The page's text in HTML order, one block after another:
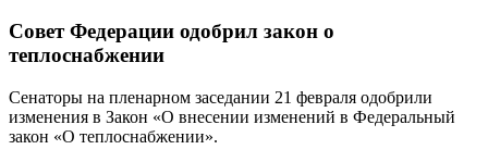
Совет Федерации одобрил закон о
теплоснабжении
Сенаторы на пленарном заседании 21 февраля одобрили
изменения в Закон «О внесении изменений в Федеральный
закон «О теплоснабжении».